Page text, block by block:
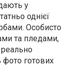
у
однієї
Особисто
та пледами,
реально
фото готових